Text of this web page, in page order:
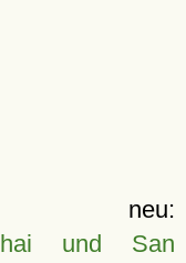
und San